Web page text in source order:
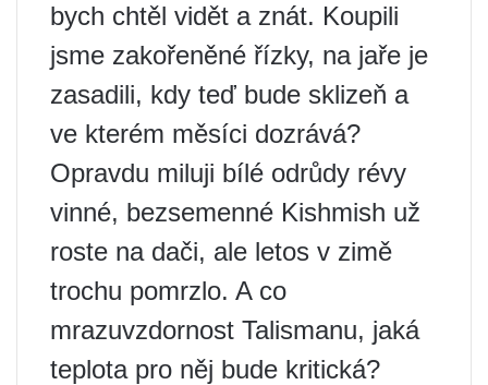
bych chtěl vidět a znát. Koupili
jsme zakořeněné řízky, na jaře je
zasadili, kdy teď bude sklizeň a
ve kterém měsíci dozrává?
Opravdu miluji bílé odrůdy révy
vinné, bezsemenné Kishmish už
roste na dači, ale letos v zimě
trochu pomrzlo. A co
mrazuvzdornost Talismanu, jaká
teplota pro něj bude kritická?